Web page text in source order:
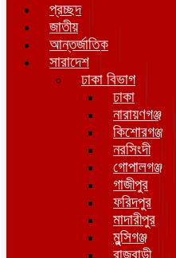
প্রচ্ছদ
জাতীয়
আন্তর্জাতিক
সারাদেশ
ঢাকা বিভাগ
ঢাকা
নারায়ণগঞ্জ
কিশোরগঞ্জ
নরসিংদী
গোপালগঞ্জ
গাজীপুর
ফরিদপুর
মাদারীপুর
মুন্সিগঞ্জ
রাজবাড়ী